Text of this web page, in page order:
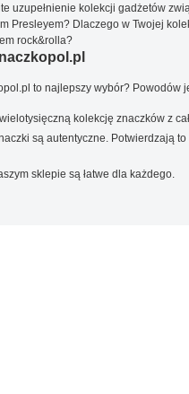
uzupełnienie kolekcji gadżetów
Presleyem? Dlaczego w Twojej
rock&rolla?
to najlepszy wybór? Powodów
kolekcję znaczków z
są autentyczne. Potwierdzają
sklepie są łatwe dla każdego.